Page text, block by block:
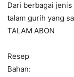
Dari berbagai
talam gurih yang
TALAM ABON
Resep
Bahan: